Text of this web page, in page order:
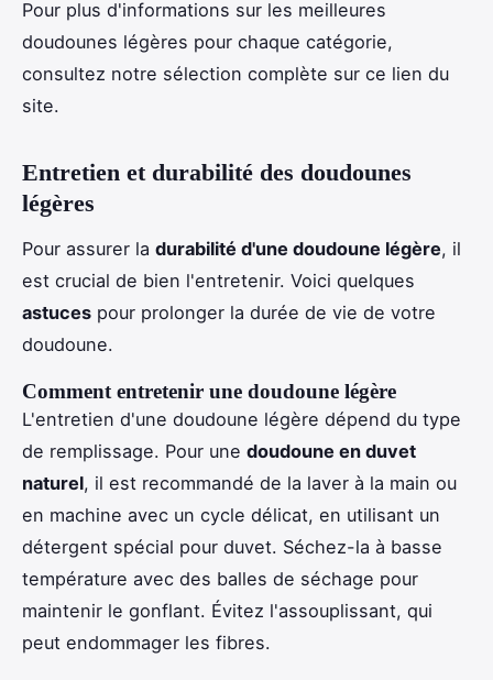
Pour plus d'informations sur les meilleures
doudounes légères pour chaque catégorie,
consultez notre sélection complète sur ce lien du
site.
Entretien et durabilité des doudounes
légères
Pour assurer la durabilité d'une doudoune légère, il
est crucial de bien l'entretenir. Voici quelques
astuces pour prolonger la durée de vie de votre
doudoune.
Comment entretenir une doudoune légère
L'entretien d'une doudoune légère dépend du type
de remplissage. Pour une doudoune en duvet
naturel, il est recommandé de la laver à la main ou
en machine avec un cycle délicat, en utilisant un
détergent spécial pour duvet. Séchez-la à basse
température avec des balles de séchage pour
maintenir le gonflant. Évitez l'assouplissant, qui
peut endommager les fibres.